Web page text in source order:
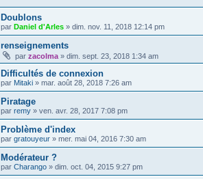
Doublons
par Daniel d'Arles » dim. nov. 11, 2018 12:14 pm
renseignements
par zacolma » dim. sept. 23, 2018 1:34 am
Difficultés de connexion
par Mitaki » mar. août 28, 2018 7:26 am
Piratage
par remy » ven. avr. 28, 2017 7:08 pm
Problème d'index
par gratouyeur » mer. mai 04, 2016 7:30 am
Modérateur ?
par Charango » dim. oct. 04, 2015 9:27 pm